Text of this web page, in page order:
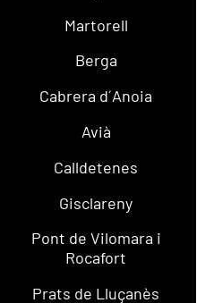
Martorell
Berga
Cabrera d´Anoia
Avià
Calldetenes
Gisclareny
Pont de Vilomara i
Rocafort
Prats de Lluçanès